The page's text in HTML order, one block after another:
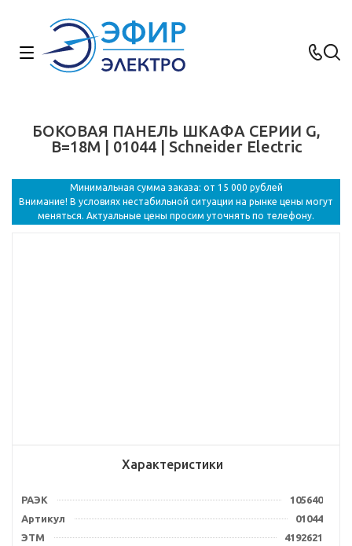
БОКОВАЯ ПАНЕЛЬ ШКАФА СЕРИИ G,
В=18М | 01044 | Schneider Electric
Минимальная сумма заказа: от 15 000 рублей
Внимание! В условиях нестабильной ситуации на рынке цены могут
меняться. Актуальные цены просим уточнять по телефону.
Характеристики
РАЭК
105640
Артикул
01044
ЭТМ
4192621